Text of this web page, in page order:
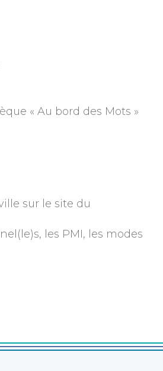
« Au bord des Mots »
sur le site du
les PMI, les modes